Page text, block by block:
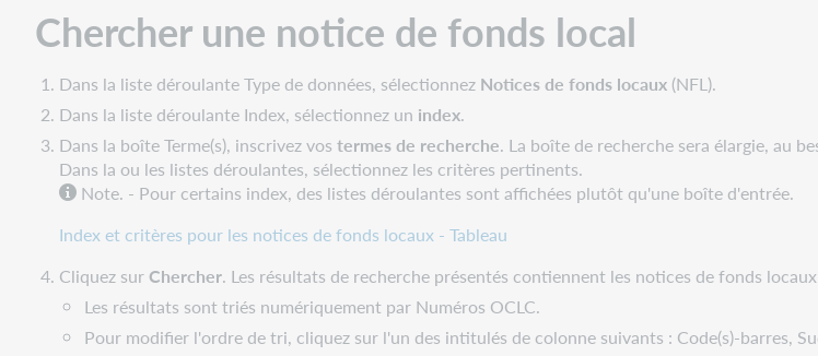
local
Filtrer
notices
de
fonds
locaux
Voir
liste
de
toutes
les
notices
Chercher une notice de fonds local
Dans la liste déroulante Type de données, sélectionnez Notices de fonds locaux (NFL).
Dans la liste déroulante Index, sélectionnez un index.
Dans la boîte Terme(s), inscrivez vostermes de recherche. La boîte de recherche sera élargie, au
Dans la ou les listes déroulantes, sélectionnez les critères pertinents.
Note. - Pour certains index, des listes déroulantes sont affichées plutôt qu'une boîte d'entrée.
Index et critères pour les notices de fonds locaux - Tableau
Cliquez surChercher. Les résultats de recherche présentés contiennent les notices de fonds
Les résultats sont triés numériquement par Numéros OCLC.
Pour modifier l'ordre de tri, cliquez sur l'un des intitulés de colonne suivants : Code(s)-barres,